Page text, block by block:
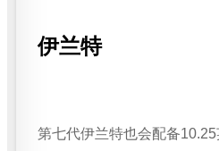
伊兰特
第七代伊兰特也会配备